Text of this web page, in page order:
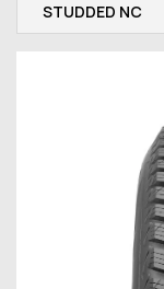
STUDDED NC